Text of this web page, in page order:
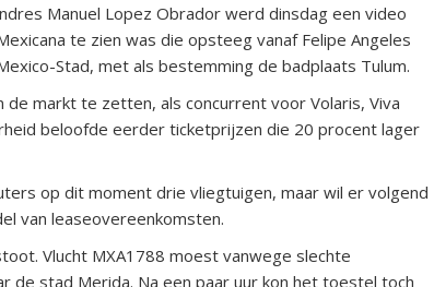
Manuel Lopez Obrador werd dinsdag een video
te zien was die opsteeg vanaf Felipe Angeles
Stad, met als bestemming de badplaats Tulum.
markt te zetten, als concurrent voor Volaris, Viva
beloofde eerder ticketprijzen die 20 procent lager
op dit moment drie vliegtuigen, maar wil er volgend
van leaseovereenkomsten.
Vlucht MXA1788 moest vanwege slechte
de stad Merida. Na een paar uur kon het toestel toch